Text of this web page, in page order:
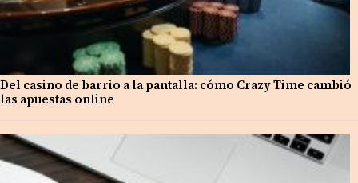
Del casino de barrio a la pantalla: cómo Crazy Time cambió
las apuestas online